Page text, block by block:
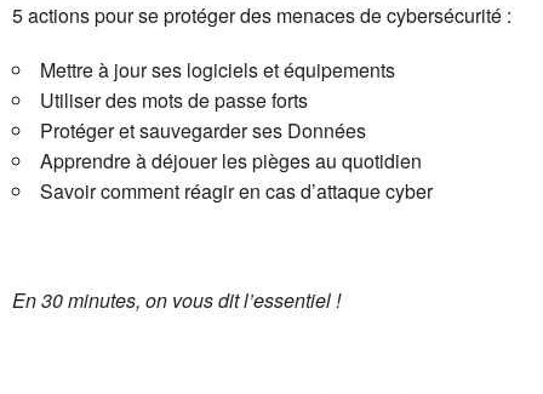
5 actions pour se protéger des menaces de cybersécurité :
Mettre à jour ses logiciels et équipements
Utiliser des mots de passe forts
Protéger et sauvegarder ses Données
Apprendre à déjouer les pièges au quotidien
Savoir comment réagir en cas d’attaque cyber
En 30 minutes, on vous dit l’essentiel !